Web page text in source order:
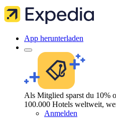
App herunterladen
Als Mitglied sparst du 10%
100.000 Hotels weltweit,
Anmelden